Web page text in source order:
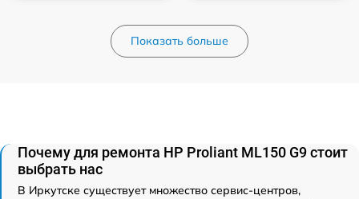
Показать больше
Почему для ремонта HP Proliant ML150 G9 стоит
выбрать нас
В Иркутске существует множество сервис-центров,